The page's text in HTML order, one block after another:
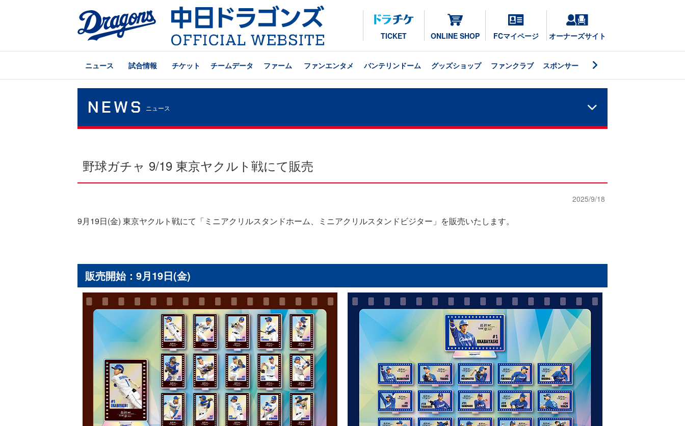
TICKET ONLINE SHOP FCマイページ オーナーズサイト
ニュース 試合情報 チケット チームデータ ファーム ファンエンタメ バンテリンドーム グッズショップ ファンクラブ スポンサー
NEWS ニュース
野球ガチャ 9/19 東京ヤクルト戦にて販売
2025/9/18
9月19日(金) 東京ヤクルト戦にて「ミニアクリルスタンドホーム、ミニアクリルスタンドビジター」を販売いたします。
販売開始：9月19日(金)